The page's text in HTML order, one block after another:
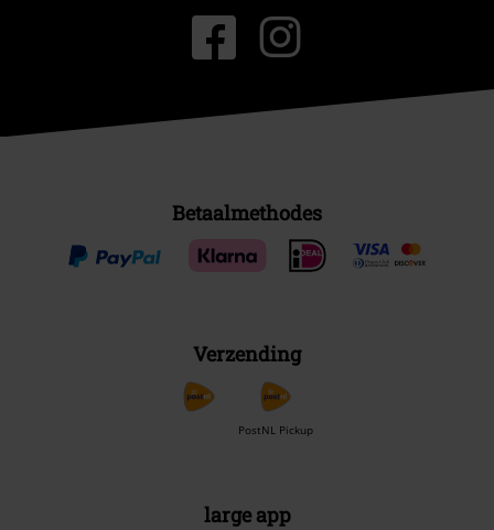
Betaalmethodes
Verzending
PostNL Pickup
large app